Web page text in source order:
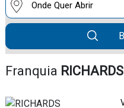
Franquia RICHARDS